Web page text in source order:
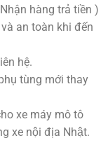
hàng trả tiền )
an toàn khi đến
hệ.
tùng mới thay
xe máy mô tô
xe nội địa Nhật.